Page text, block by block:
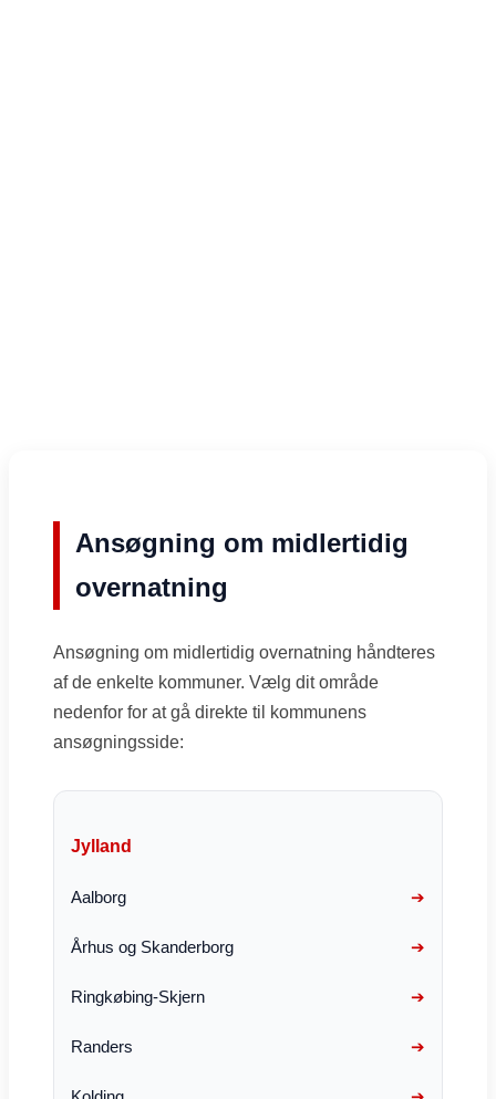
Ansøgning om midlertidig
overnatning
Ansøgning om midlertidig overnatning håndteres
af de enkelte kommuner. Vælg dit område
nedenfor for at gå direkte til kommunens
ansøgningsside:
Jylland
Aalborg
Århus og Skanderborg
Ringkøbing-Skjern
Randers